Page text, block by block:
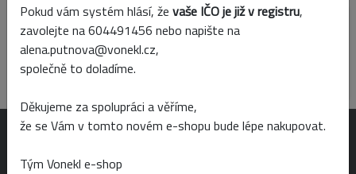
Barva
zlatá
Pokud vám systém hlásí, že vaše IČO je již v registru,
zavolejte na 604491456 nebo napište na
alena.putnova@vonekl.cz,
společně to doladíme.
Děkujeme za spolupráci a věříme,
že se Vám v tomto novém e-shopu bude lépe nakupovat.
Tým Vonekl e-shop